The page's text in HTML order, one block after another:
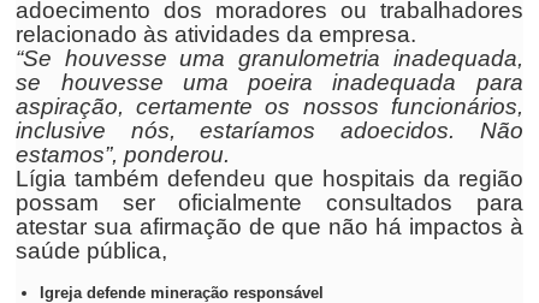
adoecimento dos moradores ou trabalhadores
relacionado às atividades da empresa.
“Se houvesse uma granulometria inadequada,
se houvesse uma poeira inadequada para
aspiração, certamente os nossos funcionários,
inclusive nós, estaríamos adoecidos. Não
estamos”, ponderou.
Lígia também defendeu que hospitais da região
possam ser oficialmente consultados para
atestar sua afirmação de que não há impactos à
saúde pública,
Igreja defende mineração responsável